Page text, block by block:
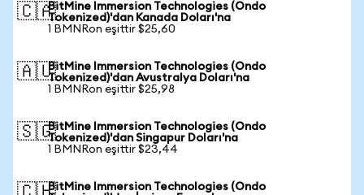
🇨🇦BitMine Immersion Technologies (Ondo
Tokenized)'dan Kanada Doları'na
1 BMNRon eşittir $25,60
🇦🇺BitMine Immersion Technologies (Ondo
Tokenized)'dan Avustralya Doları'na
1 BMNRon eşittir $25,98
🇸🇬BitMine Immersion Technologies (Ondo
Tokenized)'dan Singapur Doları'na
1 BMNRon eşittir $23,44
BitMine Immersion Technologies (Ondo